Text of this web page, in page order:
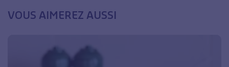
VOUS AIMEREZ AUSSI